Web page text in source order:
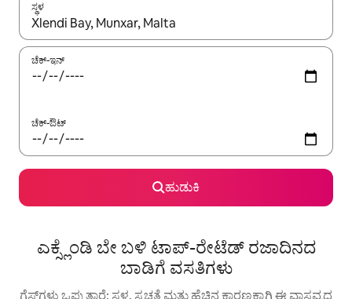
ಸ್ಥಳ
ಫಲಿತಾಂಶಗಳು ಲಭ್ಯವಿರುವಾಗ, ಅಪ್ ಮತ್ತು ಡೌನ್ ಬಾಣದ ಕೀಲಿಗಳೊಂದಿಗೆ
ಚೆಕ್-ಇನ್
ಚೆಕ್-ಔಟ್
ಹುಡುಕಿ
ಎಕ್ಸ್ಲೆಂಡಿ ಬೇ ಬಳಿ ಟಾಪ್-ರೇಟೆಡ್ ರಜಾದಿನದ
ಬಾಡಿಗೆ ವಸತಿಗಳು
ಗೆಸ್ಟ್‌ಗಳು ಒಪ್ಪುತ್ತಾರೆ: ಸ್ಥಳ, ಸ್ವಚ್ಛತೆ ಮತ್ತು ಹೆಚ್ಚಿನ ಕಾರಣಕ್ಕಾಗಿ ಈ ವಾಸ್ತವ್ಯದ